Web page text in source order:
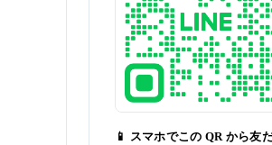
📱 スマホでこの QR から友